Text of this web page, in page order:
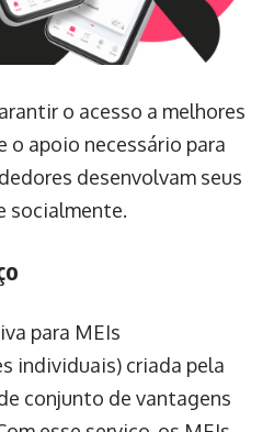
o acesso a melhores
o apoio necessário para
desenvolvam seus
socialmente.
para MEIs
individuais) criada pela
conjunto de vantagens